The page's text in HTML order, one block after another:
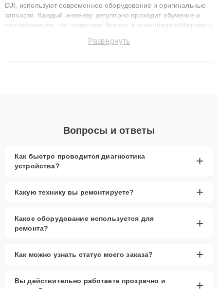
DJI, используют современное оборудование и оригинальные
запчасти. Каждый инженер регулярно проходит обучение и
сертификацию, что позволяет быстро и точноdiagnostikировать
до 3 лет. Наши мастера решают сложные случаи: от замены
Развернуть
Вопросы и ответы
Как быстро проводится диагностика
устройства?
+
Какую технику вы ремонтируете? +
Какое оборудование используется для
ремонта?
+
Как можно узнать статус моего заказа? +
Вы действительно работаете прозрачно и
+